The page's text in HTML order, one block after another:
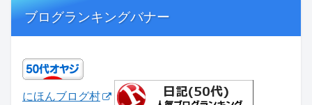
ブログランキングバナー
にほんブログ村